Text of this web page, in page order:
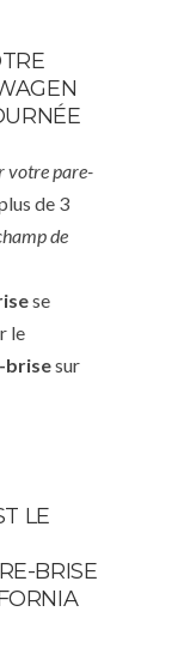
votre pare-
plus de 3
de
se
le
brisesur
LE
BRISE